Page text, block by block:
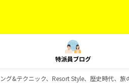
特派員ブログ
&テクニック、Resort Style、歴史時代、